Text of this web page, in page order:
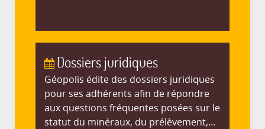
Dossiers juridiques
Géopolis édite des dossiers juridiques
pour ses adhérents afin de répondre
aux questions fréquentes posées sur le
statut du minéraux, du prélèvement,...